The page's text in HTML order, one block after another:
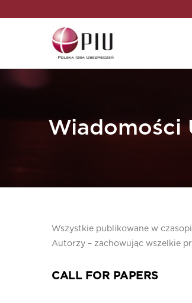
Wiadomości
Wszystkie publikowane w
Autorzy – zachowując wszelkie
CALL FOR PAPERS